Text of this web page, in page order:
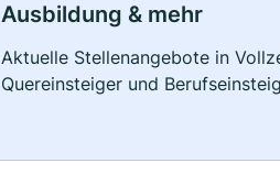
Ausbildung & mehr
Aktuelle Stellenangebote in
Quereinsteiger und